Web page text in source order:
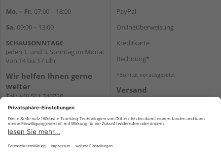
Mo. – Fr. 07:00 – 18:00
Sa. 09:00 – 13:00
SCHAUSONNTAGE
Jeden 1. und 3. Sonntag im Monat
von 14 bis 17 Uhr
Wir helfen Ihnen gerne
weiter
Tel.:+49 511 740720
E-Mail:shop@holzland-
WhatsApp
PayPal
Onlineüberweisung
Kreditkarte
Rechnung*
*Bonität vorausgesetzt
Versand
Versandkosten